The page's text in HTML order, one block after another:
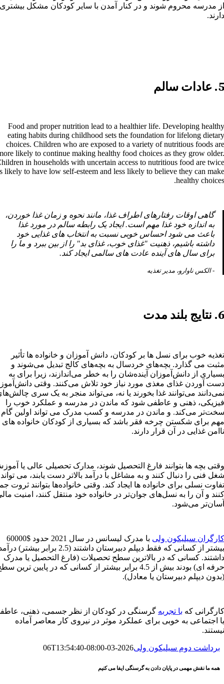
از مدرسه محروم شوند و در کنار آمدن با سایر کودکان مشکل
دارند.
5. عادات سالم
Food and proper nutrition lead to a healthier life. Developing healthy
eating habits during childhood sets the foundation for lifelong dietary
choices. Children who are exposed to a variety of nutritious foods are
likely to continue making healthy food choices as they grow older.
in households with uncertain access to nutritious food are twice
likely to have low self-esteem and less likely to believe they can make
healthy choices.
گاهی اوقات رفتارهای اطراف غذا، مانند نحوه و زمان غذا خوردن،
به اندازه خود غذا مهم است. ایجاد یک رابطه سالم در مورد غذا
باعث می شود احساس خوبی نسبت به انتخاب های غذایی خود
داشته باشیم، ذهنیت "غذای خوب، غذای بد" را از بین ببرد و ما را
برای سال های آینده عادت های سالمی ایجاد کند.
- الکس ناوارو، مدیر تغذیه
6. نتایج بلند مدت
تغذیه خوب برای نسل ها بر کودکان، دانش آموزان و خانواده ها تأثیر
مثبت می گذارد. بچه‌های خردسال به بچه‌های کالج تبدیل می‌شوند و
بسیاری از دانش‌آموزان آینده‌شان را به خطر می‌اندازند، زیرا برای به
دست آوردن غذای مغذی مورد نیاز خود تلاش می‌کنند. وقتی
نمی‌دانند می‌توانند غذا بخورند یا نه، می‌تواند منجر به یک سری
فیزیکی، ذهنی و عاطفی شود که ماندن در مدرسه و عملکرد خوب را
سخت‌تر می‌کند. و ماندن در مدرسه و کسب مدرک می تواند اولین گام
مهم برای شکستن چرخه فقر باشد که بسیاری از کودکان خانواده های
ناامن غذایی در آن قرار دارند.
وقتی بچه ها بتوانند فارغ التحصیل شوند، مدارک تحصیلی عالی یا
شغل فنی را دنبال کنند و به مشاغل با درآمد بالاتر دست یابند، می تواند
تفاوت نسلی برای خانواده ها ایجاد کند. وقتی خانواده‌ها بتوانند ثروت
کنند و آن را به نسل‌های جوان‌تر در خانواده خود منتقل کنند، امنیت
آسان‌تر می‌شود.
کارگران سیلیکون ولی
با مدرک لیسانس در سال 2021 حدود $60000
بیشتر از کسانی که فقط دیپلم دبیرستان داشتند (2.5 برابر بیشتر)
داشتند. کسانی که در بالاترین سطح تحصیلات (فارغ التحصیل یا مدرک
حرفه ای) بودند بیش از 4.5 برابر بیشتر از کسانی که در پایین ترین
(بدون دیپلم دبیرستان یا معادل).
کارگرانی که با تجربه گرسنگی در کودکان از نظر جسمی، ذهنی،
یا اجتماعی به خوبی برای عملکرد موثر در نیروی کار معاصر آماده
نیستند.
برداشت دوم سیلیکون ولی2026-03-06T13:54:40-08:00
همه ما نقش مهمی در پایان دادن به گرسنگی ایفا می کنیم